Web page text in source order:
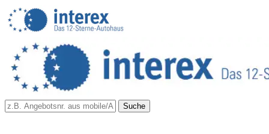
Suche